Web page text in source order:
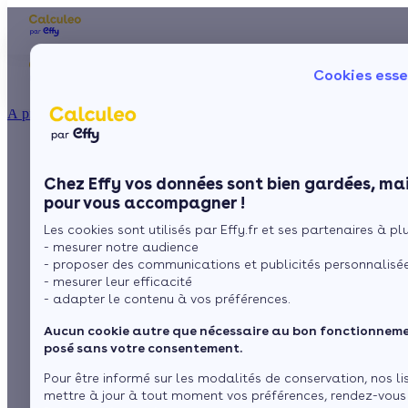
Cookies
Chez Effy vos données sont bien gardées,
pour vous accompagner !
Les cookies sont utilisés par Effy.fr et ses partenaires à
- mesurer notre audience
- proposer des communications et publicités
- mesurer leur efficacité
- adapter le contenu à vos préférences.
Aucun cookie autre que nécessaire au bon
posé sans votre consentement.
Pour être informé sur les modalités de conservation, nos
mettre à jour à tout moment vos préférences, rendez-
À propos
Ma Prime Rénov'
Le chèque énergie
La TVA réduite
L'éco-prêt à taux zéro
Trouver mes aides
Nos conseils
Sol
Fenêtres
Le poêle scandinave
parL’équipe de rédaction 3 min de lecture
Sommaire
Les fonctionnalités du poêle scandinave
Les avantages et les inconvénients du poêle scandinave